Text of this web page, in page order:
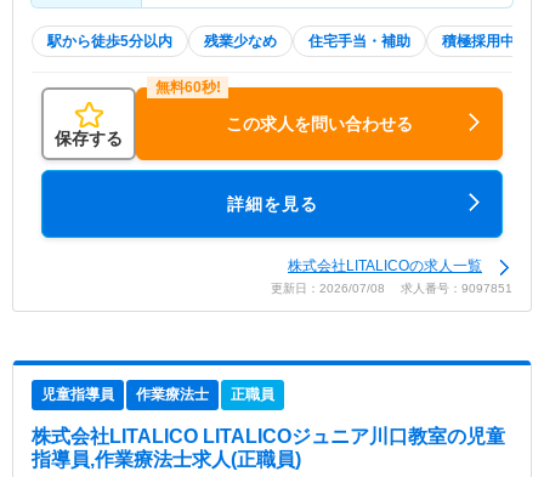
駅から徒歩5分以内 残業少なめ 住宅手当・補助 積極採用中
保存する
この求人を問い合わせる
詳細を見る
株式会社LITALICOの求人一覧
更新日：2026/07/08 求人番号：9097851
児童指導員 作業療法士 正職員
株式会社LITALICO LITALICOジュニア川口教室の児童
指導員,作業療法士求人(正職員)